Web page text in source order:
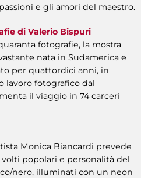
e gli amori del maestro.
di Valerio Bispuri
fotografie, la mostra
nata in Sudamerica e
per quattordici anni, in
lavoro fotografico dal
il viaggio in 74 carceri
Monica Biancardi prevede
popolari e personalità del
nero, illuminati con un neon